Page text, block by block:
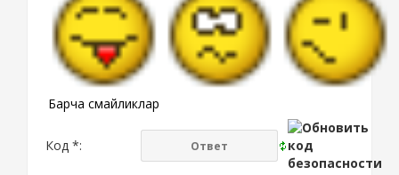
Барча смайликлар
Код *: